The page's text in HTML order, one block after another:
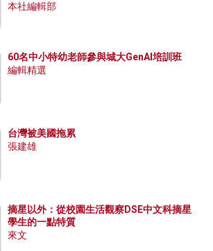
本社編輯部
60名中小特幼老師參與城大GenAI培訓班
編輯精選
台灣被美國拖累
張建雄
摘星以外：從校園生活觀察DSE中文科摘星
學生的一點特質
來文